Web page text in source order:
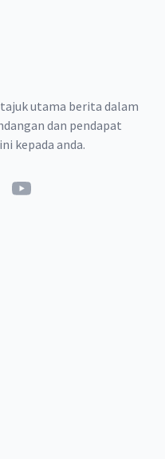
utama berita dalam
dan pendapat
kepada anda.
YouTube